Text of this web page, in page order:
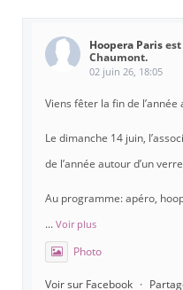
Hoopera Paris
Chaumont.
02 juin 26, 18:05
Viens fêter la fin de l’année
Le dimanche 14 juin,
de l’année autour d’un verre
Au programme: apéro,
... Voir plus
Photo
Voir sur Facebook ·